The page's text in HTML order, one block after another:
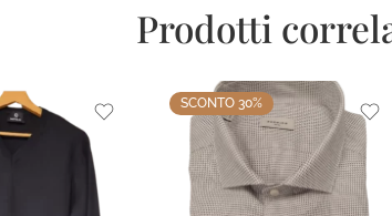
Prodotti
SCONTO 30%